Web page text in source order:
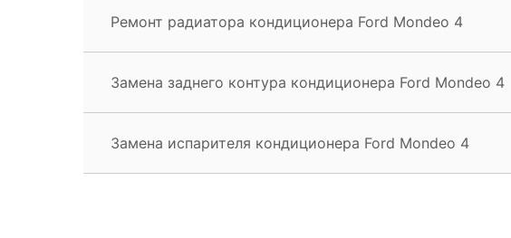
Ремонт радиатора кондиционера Ford Mondeo 4
Замена заднего контура кондиционера Ford Mondeo 4
Замена испарителя кондиционера Ford Mondeo 4